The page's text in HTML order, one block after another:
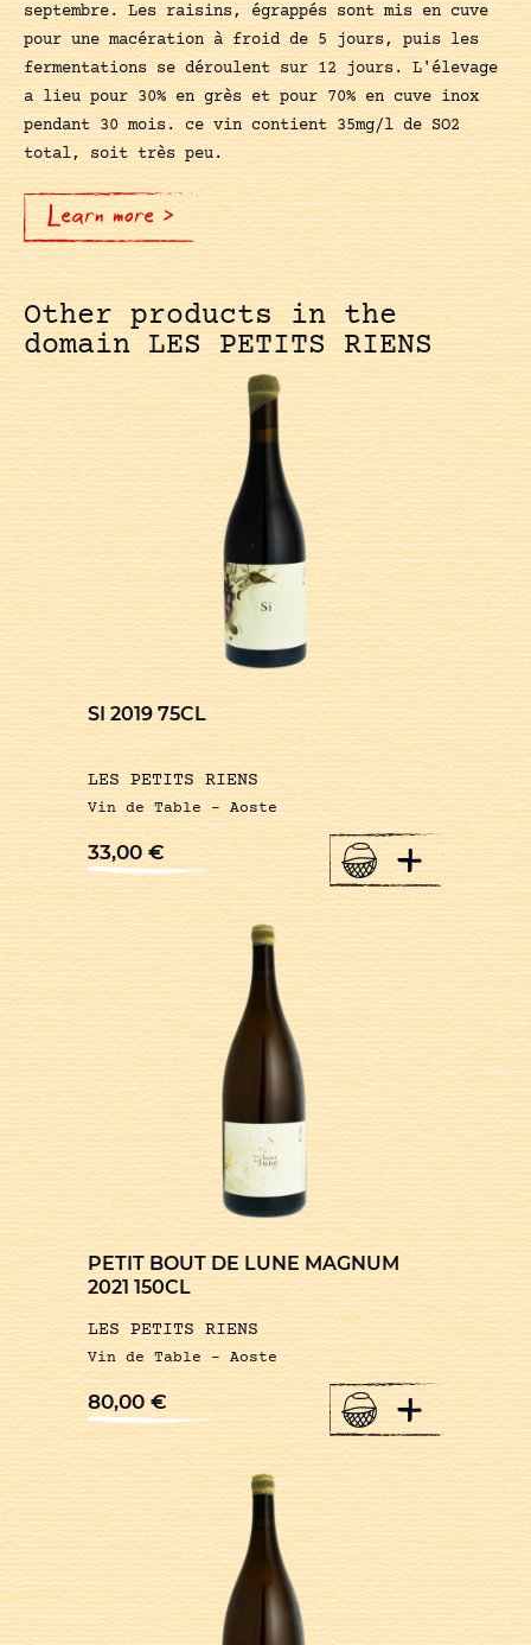
septembre. Les raisins, égrappés sont mis en cuve
pour une macération à froid de 5 jours, puis les
fermentations se déroulent sur 12 jours. L'élevage
a lieu pour 30% en grès et pour 70% en cuve inox
pendant 30 mois. ce vin contient 35mg/l de SO2
total, soit très peu.
Learn more >
Other products in the
domain LES PETITS RIENS
SI 2019 75CL
LES PETITS RIENS
Vin de Table – Aoste
33,00€ +
PETIT BOUT DE LUNE MAGNUM
2021 150CL
LES PETITS RIENS
Vin de Table – Aoste
80,00€ +